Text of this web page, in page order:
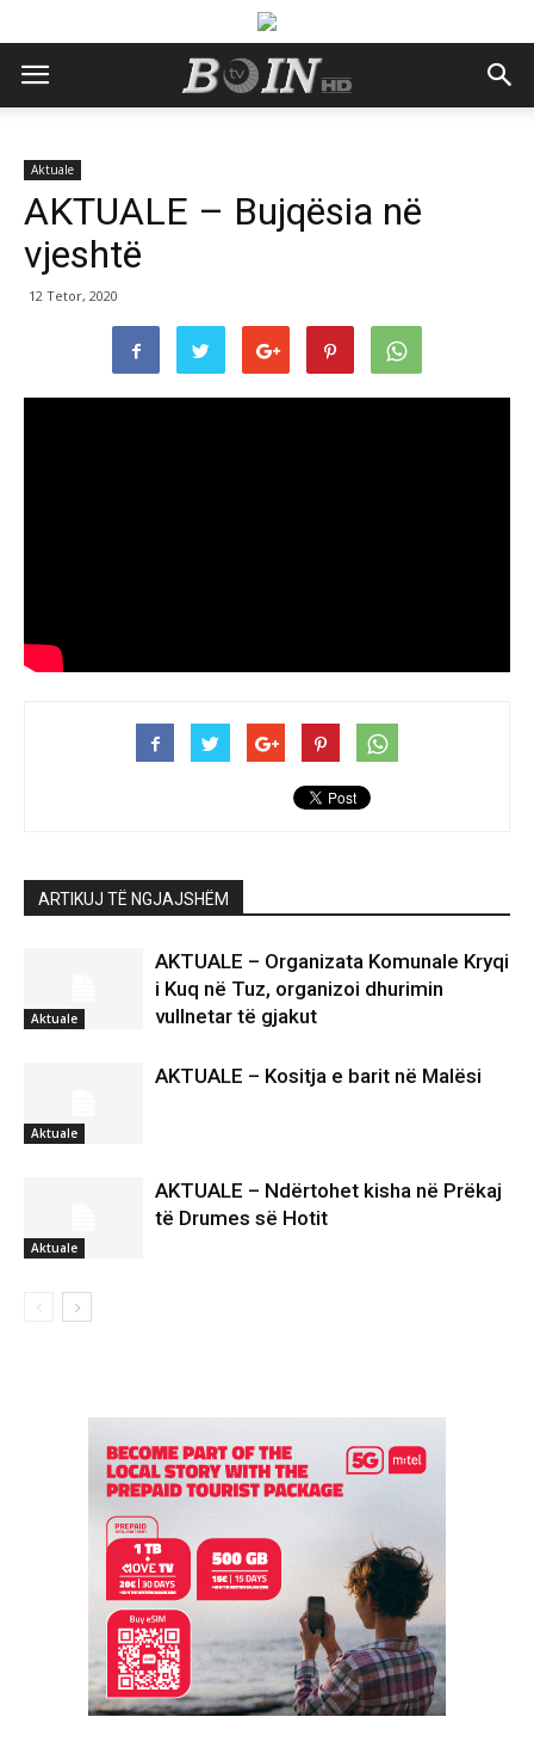
Aktuale
AKTUALE – Bujqësia në
vjeshtë
12 Tetor, 2020
ARTIKUJ TË NGJAJSHËM
Aktuale
AKTUALE – Organizata Komunale Kryqi
i Kuq në Tuz, organizoi dhurimin
vullnetar të gjakut
Aktuale
AKTUALE – Kositja e barit në Malësi
Aktuale
AKTUALE – Ndërtohet kisha në Prëkaj
të Drumes së Hotit